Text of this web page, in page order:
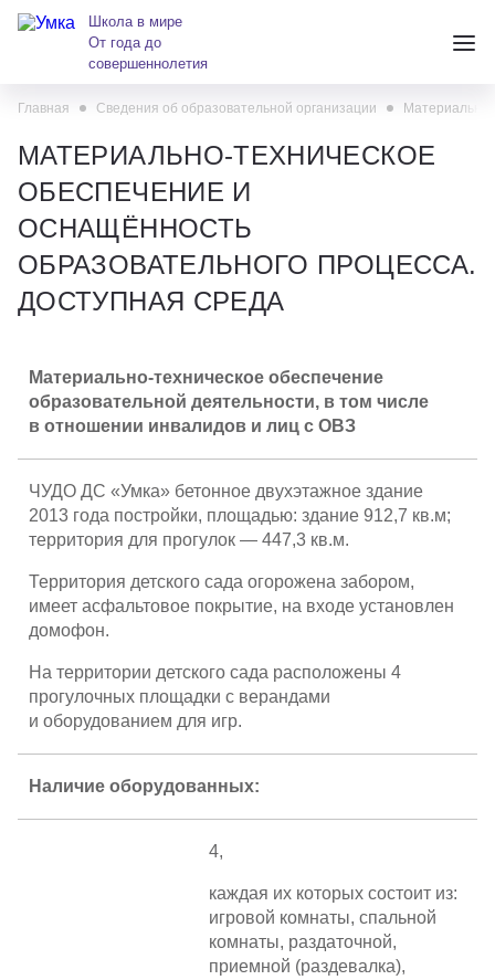
Школа в мире
От года до
совершеннолетия
Детские центры
Школы
Партнерам
Проекты
Контакты
Главная Сведения об образовательной организации
МАТЕРИАЛЬНО-ТЕХНИЧЕСКОЕ
ОБЕСПЕЧЕНИЕ И
ОСНАЩЁННОСТЬ
ОБРАЗОВАТЕЛЬНОГО ПРОЦЕССА.
ДОСТУПНАЯ СРЕДА
Материально-техническое обеспечение
образовательной деятельности, в том числе
в отношении инвалидов и лиц с ОВЗ
ЧУДО ДС «Умка» бетонное двухэтажное здание
2013 года постройки, площадью: здание 912,7 кв.м;
территория для прогулок — 447,3 кв.м.
Территория детского сада огорожена забором,
имеет асфальтовое покрытие, на входе установлен
домофон.
На территории детского сада расположены 4
прогулочных площадки с верандами
и оборудованием для игр.
Наличие оборудованных:
4,
каждая их которых состоит из:
игровой комнаты, спальной
комнаты, раздаточной,
приемной (раздевалка),